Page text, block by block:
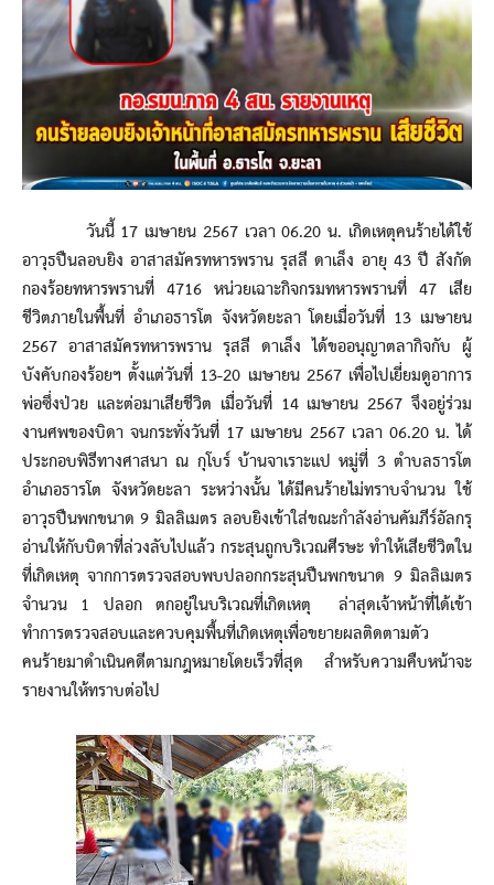
วันนี้ 17 เมษายน 2567 เวลา 06.20 น. เกิดเหตุคนร้ายได้ใช้
อาวุธปืนลอบยิง อาสาสมัครทหารพราน รุสลี ดาเล็ง อายุ 43 ปี สังกัด
กองร้อยทหารพรานที่ 4716 หน่วยเฉาะกิจกรมทหารพรานที่ 47 เสีย
ชีวิตภายในพื้นที่ อำเภอธารโต จังหวัดยะลา โดยเมื่อวันที่ 13 เมษายน
2567 อาสาสมัครทหารพราน รุสลี ดาเล็ง ได้ขออนุญาตลากิจกับ ผู้
บังคับกองร้อยฯ ตั้งแต่วันที่ 13-20 เมษายน 2567 เพื่อไปเยี่ยมดูอาการ
พ่อซึ่งป่วย และต่อมาเสียชีวิต เมื่อวันที่ 14 เมษายน 2567 จึงอยู่ร่วม
งานศพของบิดา จนกระทั่งวันที่ 17 เมษายน 2567 เวลา 06.20 น. ได้
ประกอบพิธีทางศาสนา ณ กุโบร์ บ้านจาเราะแป หมู่ที่ 3 ตำบลธารโต
อำเภอธารโต จังหวัดยะลา ระหว่างนั้น ได้มีคนร้ายไม่ทราบจำนวน ใช้
อาวุธปืนพกขนาด 9 มิลลิเมตร ลอบยิงเข้าใส่ขณะกำลังอ่านคัมภีร์อัลกรุ
อ่านให้กับบิดาที่ล่วงลับไปแล้ว กระสุนถูกบริเวณศีรษะ ทำให้เสียชีวิตใน
ที่เกิดเหตุ จากการตรวจสอบพบปลอกกระสุนปืนพกขนาด 9 มิลลิเมตร
จำนวน 1 ปลอก ตกอยู่ในบริเวณที่เกิดเหตุ ล่าสุดเจ้าหน้าที่ได้เข้า
ทำการตรวจสอบและควบคุมพื้นที่เกิดเหตุเพื่อขยายผลติดตามตัว
คนร้ายมาดำเนินคดีตามกฎหมายโดยเร็วที่สุด สำหรับความคืบหน้าจะ
รายงานให้ทราบต่อไป